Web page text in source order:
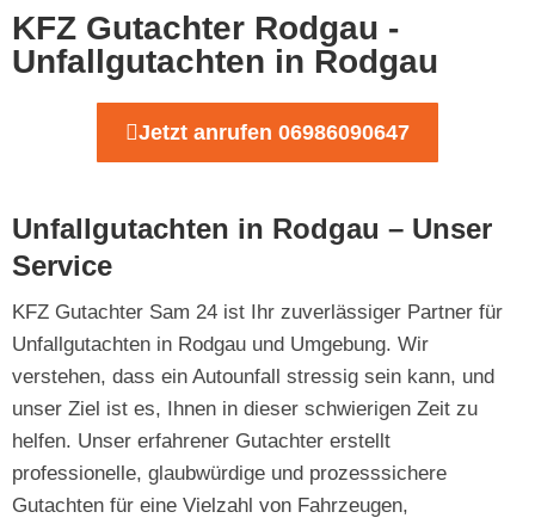
KFZ Gutachter Rodgau -
Unfallgutachten in Rodgau
Jetzt anrufen 06986090647
Unfallgutachten in Rodgau – Unser
Service
KFZ Gutachter Sam 24 ist Ihr zuverlässiger Partner für
Unfallgutachten in Rodgau und Umgebung. Wir
verstehen, dass ein Autounfall stressig sein kann, und
unser Ziel ist es, Ihnen in dieser schwierigen Zeit zu
helfen. Unser erfahrener Gutachter erstellt
professionelle, glaubwürdige und prozesssichere
Gutachten für eine Vielzahl von Fahrzeugen,